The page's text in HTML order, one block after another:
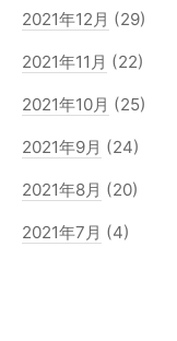
2021年12月 (29)
2021年11月 (22)
2021年10月 (25)
2021年9月 (24)
2021年8月 (20)
2021年7月 (4)